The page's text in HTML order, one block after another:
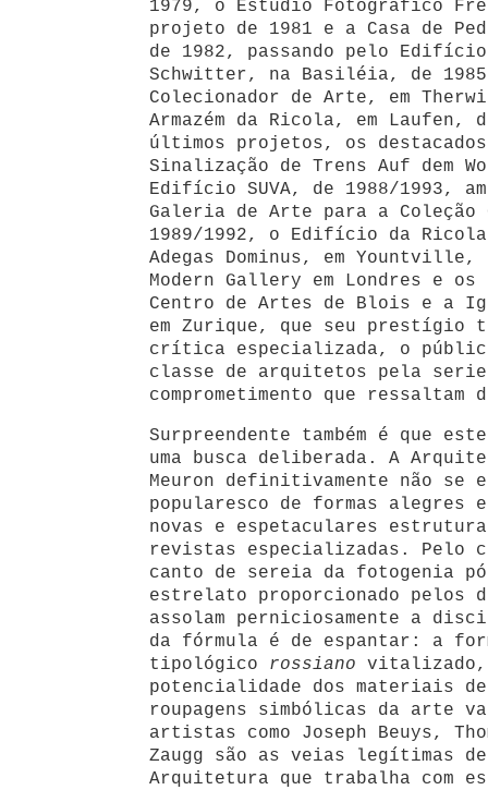
1979, o Estúdio Fotográfico
projeto de 1981 e a Casa de
de 1982, passando pelo Edifício
Schwitter, na Basiléia, de
Colecionador de Arte, em
Armazém da Ricola, em Laufen,
últimos projetos, os
Sinalização de Trens Auf dem
Edifício SUVA, de 1988/1993,
Galeria de Arte para a Coleção
1989/1992, o Edifício da
Adegas Dominus, em
Modern Gallery em Londres e
Centro de Artes de Blois e a
em Zurique, que seu prestígio
crítica especializada, o
classe de arquitetos pela
comprometimento que ressaltam
Surpreendente também é que
uma busca deliberada. A
Meuron definitivamente não se
popularesco de formas alegres
novas e espetaculares
revistas especializadas. Pelo
canto de sereia da fotogenia
estrelato proporcionado pelos
assolam perniciosamente a
da fórmula é de espantar: a
tipológico rossiano vitalizado,
potencialidade dos materiais
roupagens simbólicas da arte
artistas como Joseph Beuys,
Zaugg são as veias legítimas de
Arquitetura que trabalha com